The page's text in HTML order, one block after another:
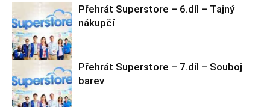
Superstore
Přehrát Superstore – 6.díl – Tajný
nákupčí
Přehrát Superstore – 7.díl – Souboj
barev